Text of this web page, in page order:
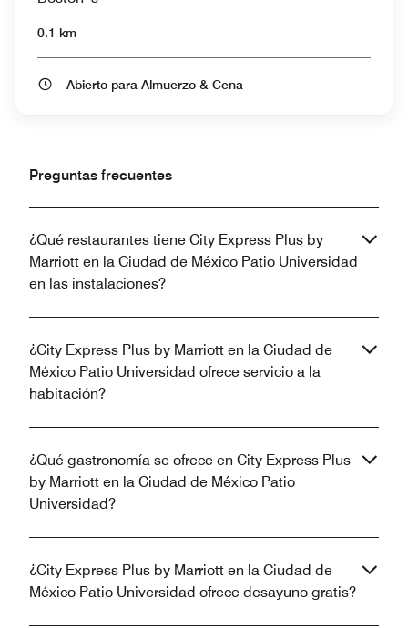
0.1 km
Abierto para Almuerzo & Cena
Preguntas frecuentes
¿Qué restaurantes tiene City Express Plus by
Marriott en la Ciudad de México Patio Universidad
en las instalaciones?
¿City Express Plus by Marriott en la Ciudad de
México Patio Universidad ofrece servicio a la
habitación?
¿Qué gastronomía se ofrece en City Express Plus
by Marriott en la Ciudad de México Patio
Universidad?
¿City Express Plus by Marriott en la Ciudad de
México Patio Universidad ofrece desayuno gratis?